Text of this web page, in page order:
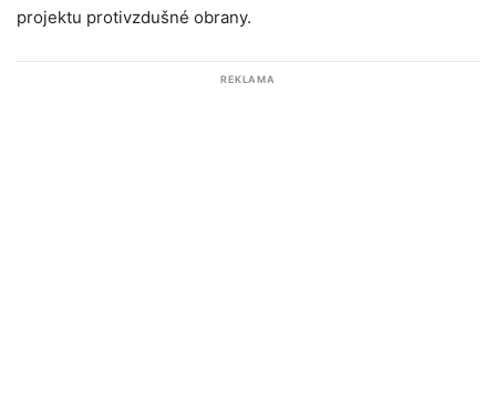
projektu protivzdušné obrany.
REKLAMA